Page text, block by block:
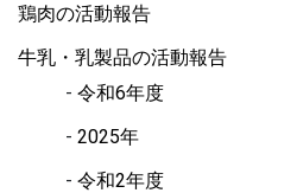
鶏肉の活動報告
牛乳・乳製品の活動報告
令和6年度
2025年
令和2年度